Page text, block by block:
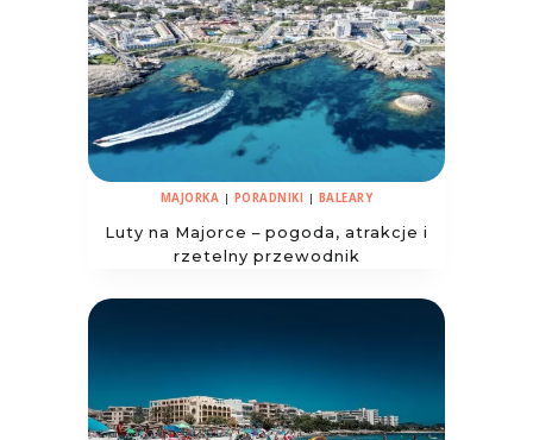
MAJORKA | PORADNIKI | BALEARY
Luty na Majorce – pogoda, atrakcje i
rzetelny przewodnik